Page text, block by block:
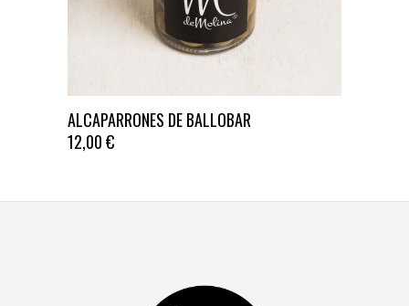
ALCAPARRONES DE BALLOBAR
12,00€